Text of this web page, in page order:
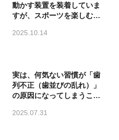
動かす装置を装着していま
すが、スポーツを楽しむと
大切です。
2025.10.14
実は、何気ない習慣が「歯
列不正（歯並びの乱れ）」
の原因になってしまうこと
2025.07.31